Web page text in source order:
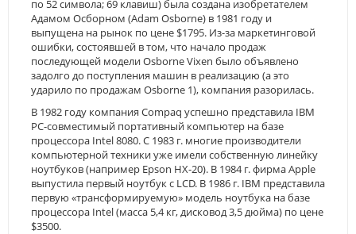
по 52 символа; 69 клавиш) была создана изобретателем
Адамом Осборном (Adam Osborne) в 1981 году и
выпущена на рынок по цене $1795. Из-за маркетинговой
ошибки, состоявшей в том, что начало продаж
последующей модели Osborne Vixen было объявлено
задолго до поступления машин в реализацию (а это
ударило по продажам Osborne 1), компания разорилась.
В 1982 году компания Compaq успешно представила IBM
PC-совместимый портативный компьютер на базе
процессора Intel 8080. С 1983 г. многие производители
компьютерной техники уже имели собственную линейку
ноутбуков (например Epson HX-20). В 1984 г. фирма Apple
выпустила первый ноутбук с LCD. В 1986 г. IBM представила
первую «трансформируемую» модель ноутбука на базе
процессора Intel (масса 5,4 кг, дисковод 3,5 дюйма) по цене
$3500.